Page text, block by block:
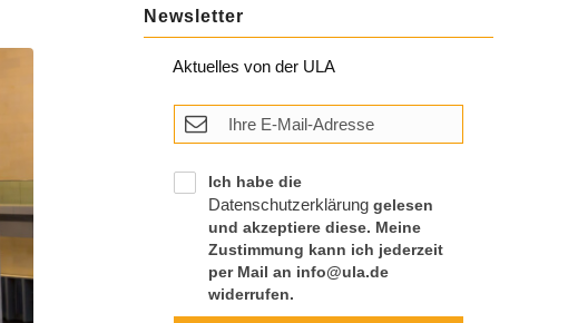
Newsletter
Aktuelles von der ULA
Ich habe die
Datenschutzerklärunggelesen
und akzeptiere diese. Meine
Zustimmung kann ich jederzeit
per Mail an info@ula.de
widerrufen.